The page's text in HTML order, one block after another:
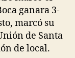
ganara 3-
marcó su
de Santa
de local.